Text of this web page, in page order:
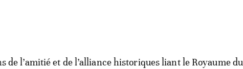
de l’amitié et de l’alliance historiques liant le Royaume du